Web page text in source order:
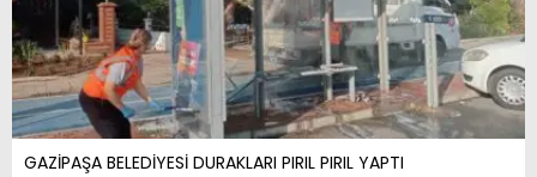
GAZİPAŞA BELEDİYESİ DURAKLARI PIRIL PIRIL YAPTI